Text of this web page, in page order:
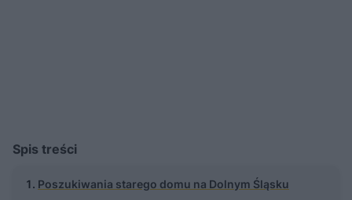
Spis treści
Poszukiwania starego domu na Dolnym Śląsku